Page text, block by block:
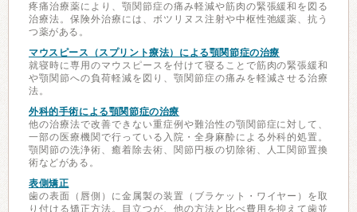
疼痛治療薬により、顎関節症の痛み軽減や筋肉の緊張緩和を図る
治療法。保険外治療には、ボツリヌス注射や中枢性弛緩薬、抗う
つ薬がある。
マウスピース（スプリント療法）による顎関節症の治療
就寝時に専用のマウスピースを付けて寝ることで筋肉の緊張緩和
や顎関節への負荷軽減を図り、顎関節症の痛みを軽減させる治療
法。
外科的手術による顎関節症の治療
他の治療法で改善できない重症例や難治性の顎関節症に対して、
一部の医療機関で行っている入院・全身麻酔による外科的処置。
顎関節の洗浄術、癒着除去術、関節円板の切除術、人工関節置換
術などがある。
表側矯正
歯の表面（唇側）に金属製の装置（ブラケット・ワイヤー）を取
り付ける矯正方法。目立つが、他の方法と比べ費用を抑えて歯並